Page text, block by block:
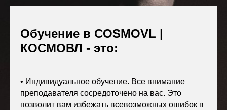
Обучение в COSMOVL |
КОСМОВЛ - это:
• Индивидуальное обучение. Все внимание
преподавателя сосредоточено на вас. Это
позволит вам избежать всевозможных ошибок в